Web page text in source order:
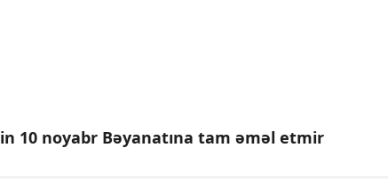
10 noyabr Bəyanatına tam əməl etmir